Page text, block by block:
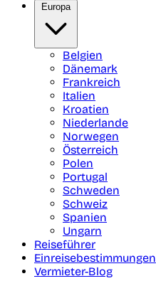
Europa
Belgien
Dänemark
Frankreich
Italien
Kroatien
Niederlande
Norwegen
Österreich
Polen
Portugal
Schweden
Schweiz
Spanien
Ungarn
Reiseführer
Einreisebestimmungen
Vermieter-Blog